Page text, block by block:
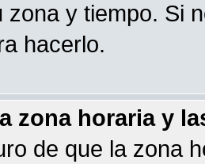
zona y tiempo. Si
hacerlo.
horaria y
de que la zona